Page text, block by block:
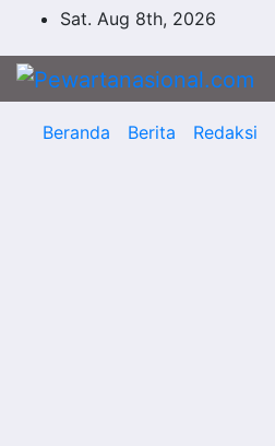
Sat. Aug 8th, 2026
Beranda Berita Redaksi